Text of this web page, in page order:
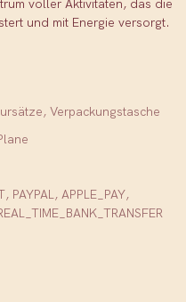
voller Aktivitäten, das die
und mit Energie versorgt.
Verpackungstasche
APPLE_PAY,